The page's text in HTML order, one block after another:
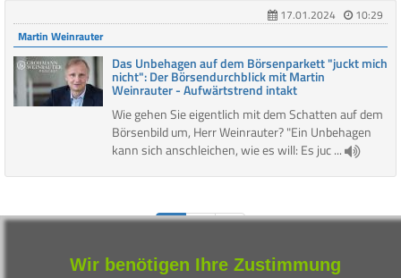
17.01.2024
10:29
Martin Weinrauter
Das Unbehagen auf dem Börsenparkett "juckt mich
nicht": Der Börsendurchblick mit Martin
Weinrauter - Aufwärtstrend intakt
Wie gehen Sie eigentlich mit dem Schatten auf dem
Börsenbild um, Herr Weinrauter? "Ein Unbehagen
kann sich anschleichen, wie es will: Es juc ...
1 2 3
Wir benötigen Ihre Zustimmung